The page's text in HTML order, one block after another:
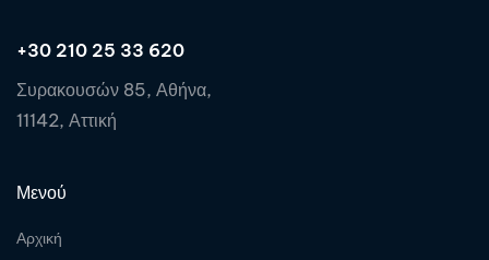
+30 210 25 33 620
Συρακουσών 85, Αθήνα,
11142, Αττική
Μενού
Αρχική